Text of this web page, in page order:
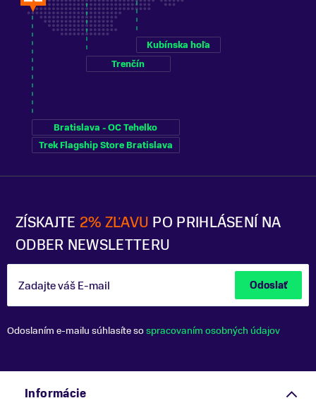
ZÍSKAJTE 2% ZĽAVU PO PRIHLÁSENÍ NA
ODBER NEWSLETTERU
Zadajte váš E-mail Odoslať
Odoslaním e-mailu súhlasíte sospracovaním osobných údajov
Bratislava - OC Tehelko
Trek Flagship Store Bratislava
Trenčín
Kubínska hoľa
Informácie